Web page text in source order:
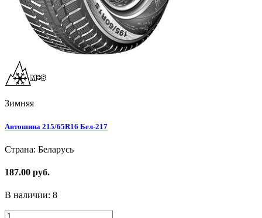
Зимняя
Автошина 215/65R16 Бел-217
Страна: Беларусь
187.00 руб.
В наличии: 8